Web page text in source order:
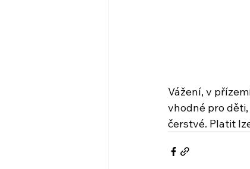
Vážení, v
vhodné pro
čerstvé. Platit